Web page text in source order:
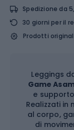
Spedizione da
30 giorni per il
Prodotti
Leggings
Game
e
Realizzati
al corpo,
di